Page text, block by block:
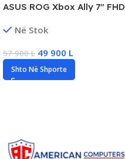
ASUS ROG Xbox Ally 7″ FHD
16GB RAM, 512GB SSD, New
Në Stok
57 900L 49 900 L
Shto Në Shporte